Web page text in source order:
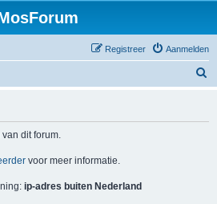
Aanmelden
Registreer
dit forum.
voor meer informatie.
ip-adres buiten Nederland